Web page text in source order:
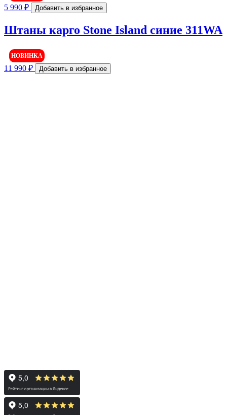
5 990 ₽ Добавить в избранное
Штаны карго Stone Island синие 311WA
НОВИНКА
11 990 ₽ Добавить в избранное